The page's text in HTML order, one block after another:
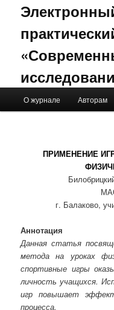
Skip to primary content
Skip to secondary
О журнале Авторам
ПРИМЕНЕНИЕ
г. Балаково,
Аннотация
Данная статья
метода на уроках
спортивные игры
личность учащихся.
игр повышает
процесса.